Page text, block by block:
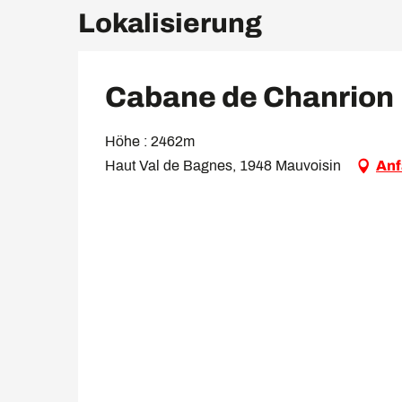
Lokalisierung
Cabane de Chanrion
Höhe : 2462m
Haut Val de Bagnes, 1948 Mauvoisin